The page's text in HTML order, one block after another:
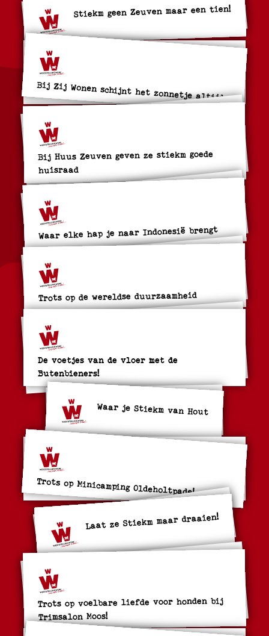
Stiekm geen Zeuven maar een tien!
Bij Zij Wonen schijnt het zonnetje altijd
Bij Huus Zeuven geven ze stiekm goede
huisraad
Waar elke hap je naar Indonesië brengt
Trots op de wereldse duurzaamheid
De voetjes van de vloer met de
Butenbieners!
Waar je Stiekm van Hout
Trots op Minicamping Oldeholtpade!
Laat ze Stiekm maar draaien!
Trots op voelbare liefde voor honden bij
Trimsalon Moos!